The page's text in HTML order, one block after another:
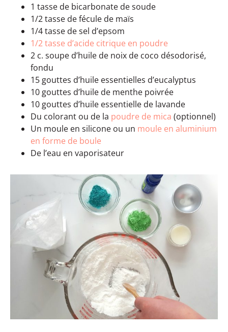
1 tasse de bicarbonate de soude
1/2 tasse de fécule de maïs
1/4 tasse de sel d’epsom
1/2 tasse d’acide citrique en poudre
2 c. soupe d’huile de noix de coco désodorisé,
fondu
15 gouttes d’huile essentielles d’eucalyptus
10 gouttes d’huile de menthe poivrée
10 gouttes d’huile essentielle de lavande
Du colorant ou de la poudre de mica (optionnel)
Un moule en silicone ou un moule en aluminium
en forme de boule
De l’eau en vaporisateur